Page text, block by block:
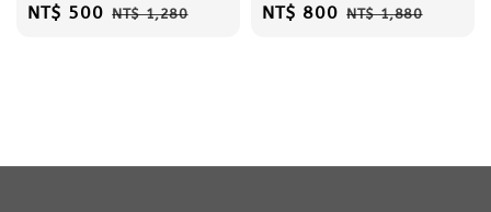
Sale
NT$ 500 Regular
NT$ 1,280
Sale
NT$ 800 Regular
NT$ 1,880